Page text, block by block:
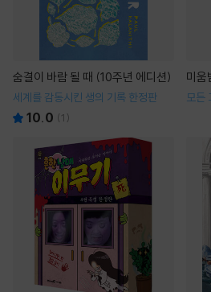
숨결이 바람 될 때 (10주년 에디션)
세계를 감동시킨 생의 기록 한정판
10.0 (1 )
미움
모든